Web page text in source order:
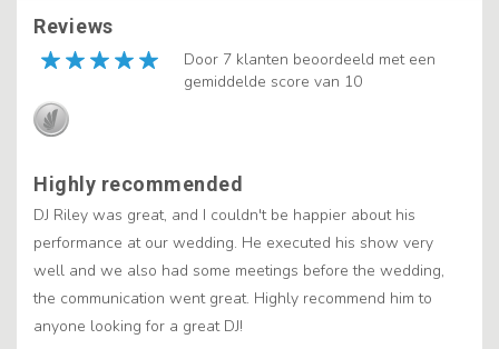
Reviews
Door 7 klanten beoordeeld met een
gemiddelde score van 10
Highly recommended
DJ Riley was great, and I couldn't be happier about his
performance at our wedding. He executed his show very
well and we also had some meetings before the wedding,
the communication went great. Highly recommend him to
anyone looking for a great DJ!